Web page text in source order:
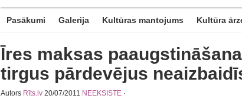
Pasākumi Galerija Kultūras mantojums Kultūra
Īres maksas
tirgus pārdevējus
Autors Rīts.lv 20/07/2011 NEEKSISTE ·